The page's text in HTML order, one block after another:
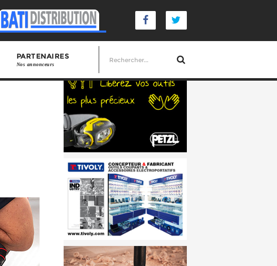
PARTENAIRES
Nos annonceurs